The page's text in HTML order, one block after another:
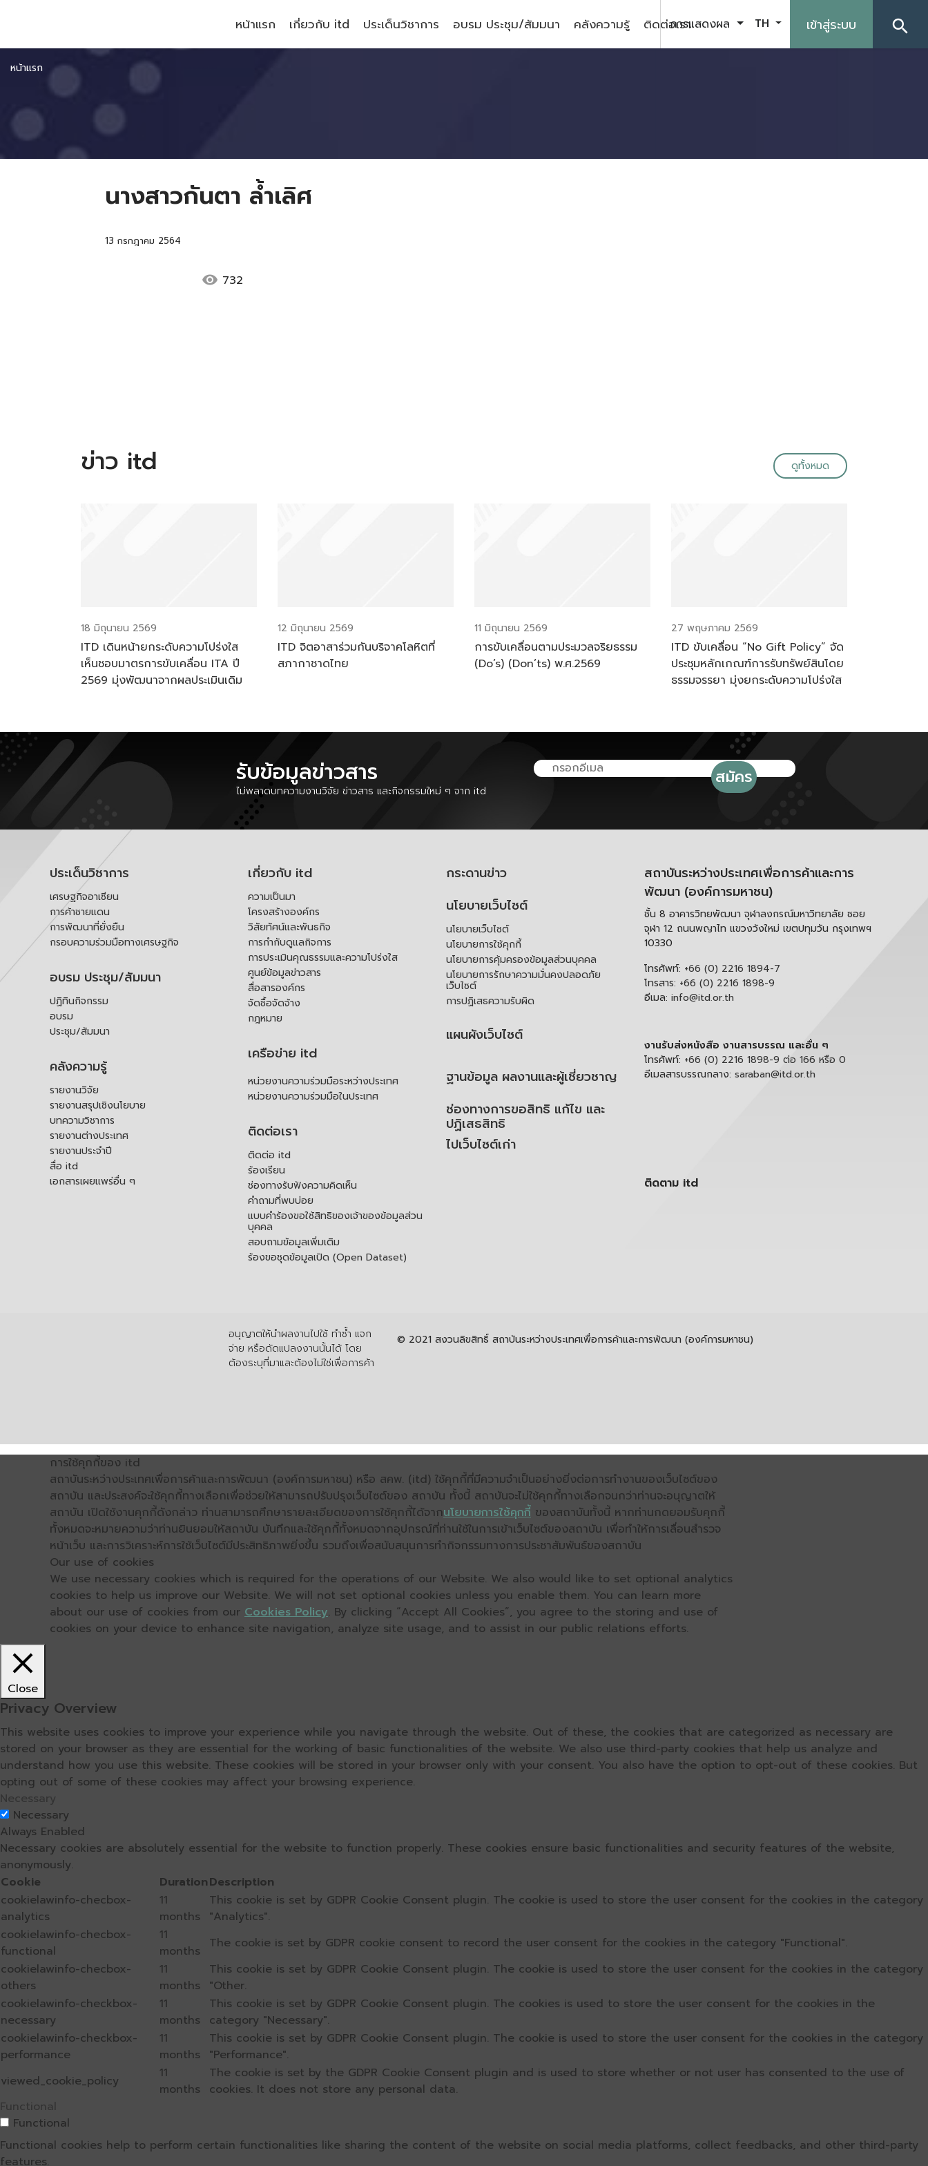
หน้าแรก เกี่ยวกับ itd ประเด็นวิชาการ อบรม ประชุม/สัมมนา คลังความรู้ ติดต่อเราการแสดงผล TH เข้าสู่ระบบ search
หน้าแรก
นางสาวกันตา ล้ำเลิศ
13 กรกฎาคม 2564
visibility 732
ข่าว itd ดูทั้งหมด
18 มิถุนายน 2569
ITD เดินหน้ายกระดับความโปร่งใส
เห็นชอบมาตรการขับเคลื่อน ITA ปี
2569 มุ่งพัฒนาจากผลประเมินเดิม
12 มิถุนายน 2569
ITD จิตอาสาร่วมกันบริจาคโลหิตที่
สภากาชาดไทย
11 มิถุนายน 2569
การขับเคลื่อนตามประมวลจริยธรรม
(Do’s) (Don’ts) พ.ศ.2569
27 พฤษภาคม 2569
ITD ขับเคลื่อน “No Gift Policy” จัด
ประชุมหลักเกณฑ์การรับทรัพย์สินโดย
ธรรมจรรยา มุ่งยกระดับความโปร่งใส
รับข้อมูลข่าวสาร
ไม่พลาดบทความงานวิจัย ข่าวสาร และกิจกรรมใหม่ ๆ จาก itd
ประเด็นวิชาการ
เศรษฐกิจอาเซียน
การค้าชายแดน
การพัฒนาที่ยั่งยืน
กรอบความร่วมมือทางเศรษฐกิจ
อบรม ประชุม/สัมมนา
ปฏิทินกิจกรรม
อบรม
ประชุม/สัมมนา
คลังความรู้
รายงานวิจัย
รายงานสรุปเชิงนโยบาย
บทความวิชาการ
รายงานต่างประเทศ
รายงานประจำปี
สื่อ itd
เอกสารเผยแพร่อื่น ๆ
เกี่ยวกับ itd
ความเป็นมา
โครงสร้างองค์กร
วิสัยทัศน์และพันธกิจ
การกำกับดูแลกิจการ
การประเมินคุณธรรมและความโปร่งใส
ศูนย์ข้อมูลข่าวสาร
สื่อสารองค์กร
จัดซื้อจัดจ้าง
กฎหมาย
เครือข่าย itd
หน่วยงานความร่วมมือระหว่างประเทศ
หน่วยงานความร่วมมือในประเทศ
ติดต่อเรา
ติดต่อ itd
ร้องเรียน
ช่องทางรับฟังความคิดเห็น
คำถามที่พบบ่อย
แบบคำร้องขอใช้สิทธิของเจ้าของข้อมูลส่วน
บุคคล
สอบถามข้อมูลเพิ่มเติม
ร้องขอชุดข้อมูลเปิด (Open Dataset)
กระดานข่าว
นโยบายเว็บไซต์
นโยบายเว็บไซต์
นโยบายการใช้คุกกี้
นโยบายการคุ้มครองข้อมูลส่วนบุคคล
นโยบายการรักษาความมั่นคงปลอดภัย
เว็บไซต์
การปฏิเสธความรับผิด
แผนผังเว็บไซต์
ฐานข้อมูล ผลงานและผู้เชี่ยวชาญ
ช่องทางการขอสิทธิ แก้ไข และ
ปฏิเสธสิทธิ
ไปเว็บไซต์เก่า
สถาบันระหว่างประเทศเพื่อการค้าและการ
พัฒนา (องค์การมหาชน)
ชั้น 8 อาคารวิทยพัฒนา จุฬาลงกรณ์มหาวิทยาลัย ซอย
จุฬา 12 ถนนพญาไท แขวงวังใหม่ เขตปทุมวัน กรุงเทพฯ
10330
โทรศัพท์: +66 (0) 2216 1894-7
โทรสาร: +66 (0) 2216 1898-9
อีเมล: info@itd.or.th
งานรับส่งหนังสือ งานสารบรรณ และอื่น ๆ
โทรศัพท์: +66 (0) 2216 1898-9 ต่อ 166 หรือ 0
อีเมลสารบรรณกลาง: saraban@itd.or.th
ติดตาม itd
อนุญาตให้นำผลงานไปใช้ ทำซ้ำ แจก
จ่าย หรือดัดแปลงงานนั้นได้ โดย
ต้องระบุที่มาและต้องไม่ใช่เพื่อการค้า
© 2021 สงวนลิขสิทธิ์ สถาบันระหว่างประเทศเพื่อการค้าและการพัฒนา (องค์การมหาชน)
การใช้คุกกี้ของ itd
สถาบันระหว่างประเทศเพื่อการค้าและการพัฒนา (องค์การมหาชน) หรือ สคพ. (itd) ใช้คุกกี้ที่มีความจำเป็นอย่างยิ่งต่อการทำงานของเว็บไซต์ของ
สถาบัน และประสงค์จะใช้คุกกี้ทางเลือกเพื่อช่วยให้สามารถปรับปรุงเว็บไซต์ของ สถาบัน ทั้งนี้ สถาบันจะไม่ใช้คุกกี้ทางเลือกจนกว่าท่านจะอนุญาตให้
สถาบัน เปิดใช้งานคุกกี้ดังกล่าว ท่านสามารถศึกษารายละเอียดของการใช้คุกกี้ได้จากนโยบายการใช้คุกกี้ ของสถาบันทั้งนี้ หากท่านกดยอมรับคุกกี้
ทั้งหมดจะหมายความว่าท่านยินยอมให้สถาบัน บันทึกและใช้คุกกี้ทั้งหมดจากอุปกรณ์ที่ท่านใช้ในการเข้าเว็บไซต์ของสถาบัน เพื่อทำให้การเลื่อนสำรวจ
หน้าเว็บ และการวิเคราะห์การใช้เว็บไซต์มีประสิทธิภาพยิ่งขึ้น รวมถึงเพื่อสนับสนุนการทำกิจกรรมทางการประชาสัมพันธ์ของสถาบัน
Our use of cookies
We use necessary cookies which is required for the operations of our Website. We also would like to set optional analytics
cookies to help us improve our Website. We will not set optional cookies unless you enable them. You can learn more
about our use of cookies from our Cookies Policy. By clicking “Accept All Cookies”, you agree to the storing and use of
cookies on your device to enhance site navigation, analyze site usage, and to assist in our public relations efforts.
Close
Privacy Overview
This website uses cookies to improve your experience while you navigate through the website. Out of these, the cookies that are categorized as necessary are
stored on your browser as they are essential for the working of basic functionalities of the website. We also use third-party cookies that help us analyze and
understand how you use this website. These cookies will be stored in your browser only with your consent. You also have the option to opt-out of these cookies. But
opting out of some of these cookies may affect your browsing experience.
Necessary
Necessary
Always Enabled
Necessary cookies are absolutely essential for the website to function properly. These cookies ensure basic functionalities and security features of the website,
anonymously.
Cookie
DurationDescription
cookielawinfo-checbox-
analytics
11
months
This cookie is set by GDPR Cookie Consent plugin. The cookie is used to store the user consent for the cookies in the category
"Analytics".
cookielawinfo-checbox-
functional
11
months
The cookie is set by GDPR cookie consent to record the user consent for the cookies in the category "Functional".
cookielawinfo-checbox-
others
11
months
This cookie is set by GDPR Cookie Consent plugin. The cookie is used to store the user consent for the cookies in the category
"Other.
cookielawinfo-checkbox-
necessary
11
months
This cookie is set by GDPR Cookie Consent plugin. The cookies is used to store the user consent for the cookies in the
category "Necessary".
cookielawinfo-checkbox-
performance
11
months
This cookie is set by GDPR Cookie Consent plugin. The cookie is used to store the user consent for the cookies in the category
"Performance".
viewed_cookie_policy
11
months
The cookie is set by the GDPR Cookie Consent plugin and is used to store whether or not user has consented to the use of
cookies. It does not store any personal data.
Functional
Functional
Functional cookies help to perform certain functionalities like sharing the content of the website on social media platforms, collect feedbacks, and other third-party
features.